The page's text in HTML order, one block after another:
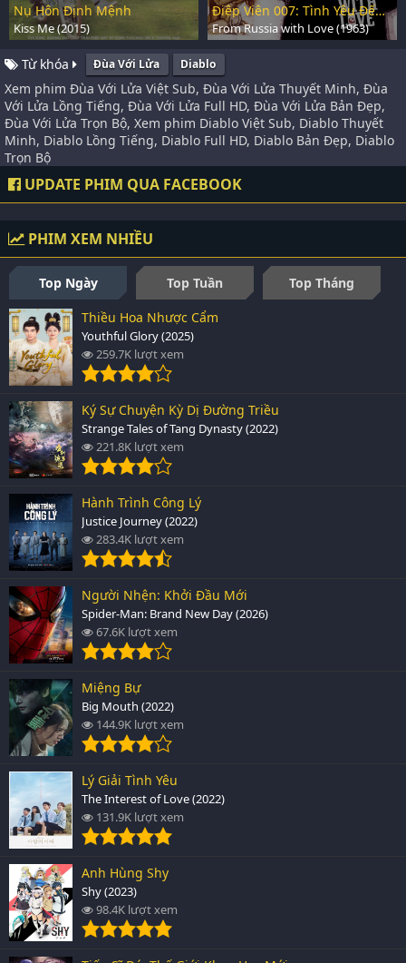
Nụ Hôn Định Mệnh
Kiss Me (2015)
Điệp Viên 007: Tình Yêu Đến Từ Nước Nga
From Russia with Love (1963)
Từ khóa Đùa Với Lửa Diablo
Xem phim Đùa Với Lửa Việt Sub, Đùa Với Lửa Thuyết Minh, Đùa
Với Lửa Lồng Tiếng, Đùa Với Lửa Full HD, Đùa Với Lửa Bản Đẹp,
Đùa Với Lửa Trọn Bộ, Xem phim Diablo Việt Sub, Diablo Thuyết
Minh, Diablo Lồng Tiếng, Diablo Full HD, Diablo Bản Đẹp, Diablo
Trọn Bộ
UPDATE PHIM QUA FACEBOOK
PHIM XEM NHIỀU
Top Ngày Top Tuần
Top Tháng
Thiều Hoa Nhược Cẩm
Youthful Glory (2025)
259.7K lượt xem
Ký Sự Chuyện Kỳ Dị Đường Triều
Strange Tales of Tang Dynasty (2022)
221.8K lượt xem
Hành Trình Công Lý
Justice Journey (2022)
283.4K lượt xem
Người Nhện: Khởi Đầu Mới
Spider-Man: Brand New Day (2026)
67.6K lượt xem
Miệng Bự
Big Mouth (2022)
144.9K lượt xem
Lý Giải Tình Yêu
The Interest of Love (2022)
131.9K lượt xem
Anh Hùng Shy
Shy (2023)
98.4K lượt xem